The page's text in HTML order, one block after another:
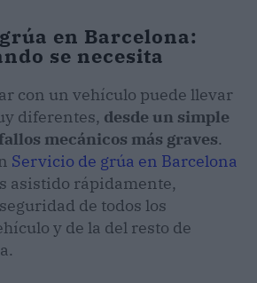
en Barcelona:
se necesita
con un vehículo puede llevar
diferentes, desde un simple
mecánicos más graves.
Servicio de grúa en Barcelona
asistido rápidamente,
de todos los
y de la del resto de